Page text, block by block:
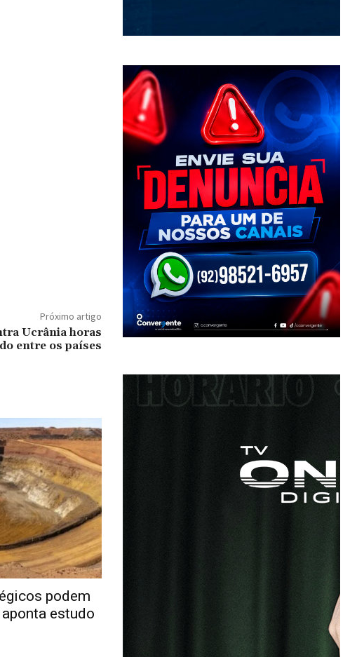
Próximo artigo
Ucrânia horas
entre os países
podem
estudo